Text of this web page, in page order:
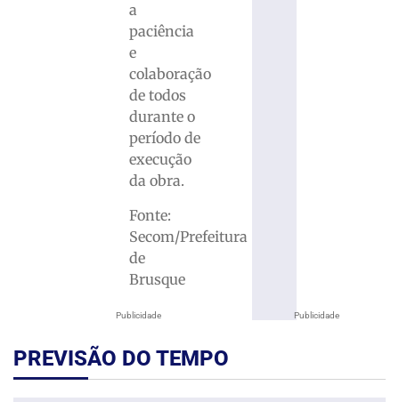
Publicidade
a
paciência
e
colaboração
de todos
durante o
período de
execução
da obra.
Fonte:
Secom/Prefeitura
de
Brusque
Publicidade
PREVISÃO DO TEMPO